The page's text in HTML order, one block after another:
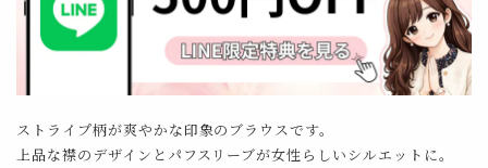
ストライプ柄が爽やかな印象のブラウスです。
上品な襟のデザインとパフスリーブが女性らしいシルエットに。